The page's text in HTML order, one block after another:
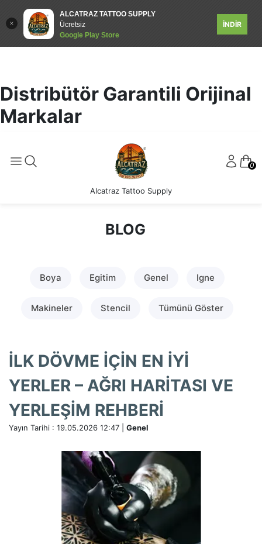
ALCATRAZ TATTOO SUPPLY
Ücretsiz
Google Play Store
İNDİR
Distribütör Garantili Orijinal
Markalar
0
Alcatraz Tattoo Supply
BLOG
Boya Egitim Genel Igne
Makineler Stencil Tümünü Göster
İLK DÖVME İÇIN EN İYI
YERLER – AĞRI HARITASI VE
YERLEŞIM REHBERI
Yayın Tarihi : 19.05.2026 12:47 | Genel